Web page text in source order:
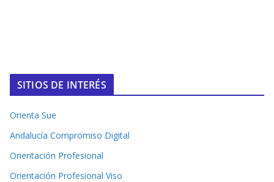
SITIOS DE INTERÉS
Orienta Sue
Andalucía Compromiso Digital
Orientación Profesional
Orientación Profesional Viso